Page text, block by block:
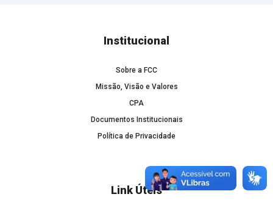
Institucional
Sobre a FCC
Missão, Visão e Valores
CPA
Documentos Institucionais
Política de Privacidade
Link Úteis